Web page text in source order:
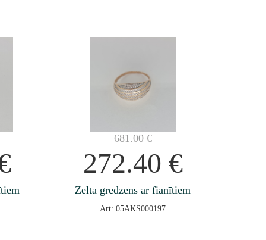
681.00€
272.40 €
Zelta gredzens ar fianītiem
Art: 05AKS000197